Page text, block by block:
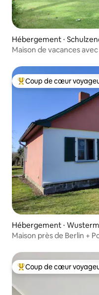
Hébergement ⋅
Maison de vacances
Coups de cœur
Coup de cœur
Hébergement ⋅
Maison près de Berlin +
Coups de cœur
Coup de cœur